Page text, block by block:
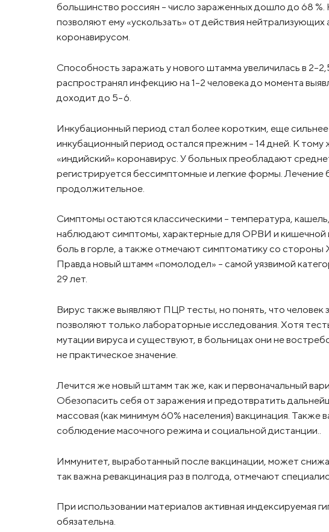
большинство россиян – число зараженных дошло до 68 %.
позволяют ему «ускользать» от действия
коронавирусом.
Способность заражать у нового штамма увеличилась в 2-
распространял инфекцию на 1-2 человека до момента
доходит до 5-6.
Инкубационный период стал более коротким, еще
инкубационный период остался прежним – 14 дней. К
«индийский» коронавирус. У больных преобладают
регистрируется бессимптомные и легкие формы.
продолжительное.
Симптомы остаются классическими – температура,
наблюдают симптомы, характерные для ОРВИ и кишечной
боль в горле, а также отмечают симптоматику со
Правда новый штамм «помолодел» – самой уязвимой
29 лет.
Вирус также выявляют ПЦР тесты, но понять, что человек
позволяют только лабораторные исследования. Хотя
мутации вируса и существуют, в больницах они не
не практическое значение.
Лечится же новый штамм так же, как и первоначальный
Обезопасить себя от заражения и предотвратить
массовая (как минимум 60% населения) вакцинация.
соблюдение масочного режима и социальной дистанции..
Иммунитет, выработанный после вакцинации, может
так важна ревакцинация раз в полгода, отмечают
При использовании материалов активная индексируемая
обязательна.